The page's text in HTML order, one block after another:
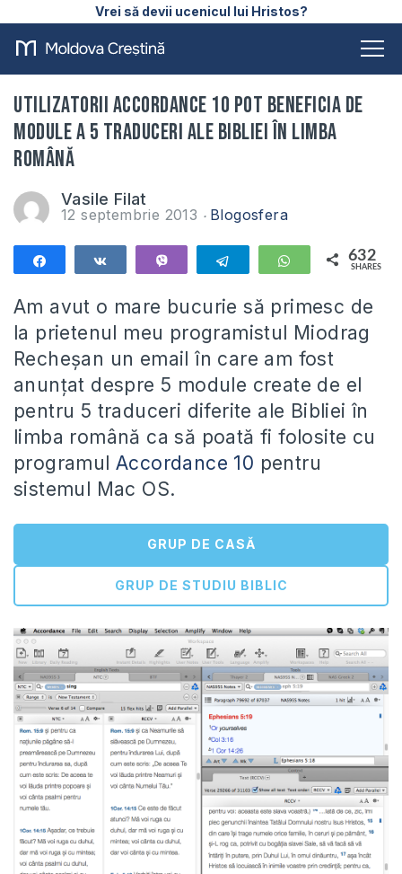
Vrei să devii ucenicul lui Hristos?
Utilizatorii Accordance 10 pot beneficia de
module a 5 traduceri ale Bibliei în limba
română
Vasile Filat
12 septembrie 2013 Blogosfera
Telegram WhatsApp
632
SHARES
Am avut o mare bucurie să primesc de
la prietenul meu programistul Miodrag
Recheșan un email în care am fost
anunțat despre 5 module create de el
pentru 5 traduceri diferite ale Bibliei în
limba română ca să poată fi folosite cu
programulAccordance 10 pentru
sistemul Mac OS.
GRUP DE CASĂ
GRUP DE STUDIU BIBLIC